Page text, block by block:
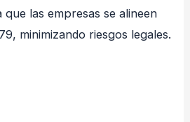
las empresas se alineen
minimizando riesgos legales.